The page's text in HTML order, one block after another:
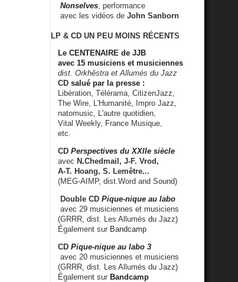
Nonselves , performance
avec les vidéos de John Sanborn
LP & CD UN PEU MOINS RÉCENTS
Le CENTENAIRE de JJB
avec 15 musiciens et musiciennes
dist. Orkhêstra et Allumés du Jazz
CD salué par la presse :
Libération, Télérama, CitizenJazz,
The Wire, L'Humanité, Impro Jazz,
natomusic, L'autre quotidien,
Vital Weekly, France Musique,
etc.
CD Perspectives du XXIIe siècle
avec N.Chedmail, J-F. Vrod,
A-T. Hoang, S. Lemêtre...
(MEG-AIMP, dist.Word and Sound)
Double CD Pique-nique au labo
avec 29 musiciennes et musiciens
(GRRR, dist. Les Allumés du Jazz)
Également sur Bandcamp
CD Pique-nique au labo 3
avec 20 musiciennes et musiciens
(GRRR, dist. Les Allumés du Jazz)
Également sur Bandcamp